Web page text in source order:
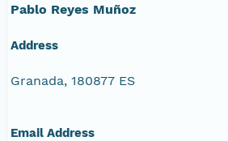
Pablo Reyes Muñoz
Address
Granada, 180877 ES
Email Address